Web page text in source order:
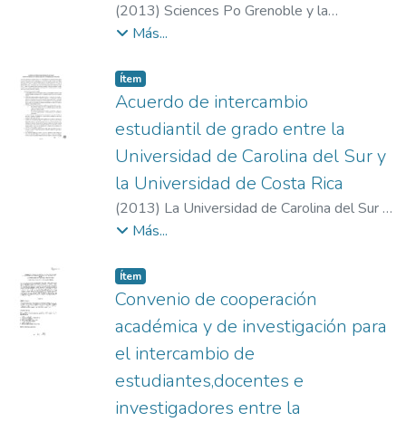
(2013) Sciences Po Grenoble y la
Universidad de Costa Rica
Más...
Item type:
Ítem,
Acuerdo de intercambio
estudiantil de grado entre la
Universidad de Carolina del Sur y
la Universidad de Costa Rica
(2013) La Universidad de Carolina del Sur y
la Universidad de Costa Rica
Más...
Item type:
Ítem,
Convenio de cooperación
académica y de investigación para
el intercambio de
estudiantes,docentes e
investigadores entre la